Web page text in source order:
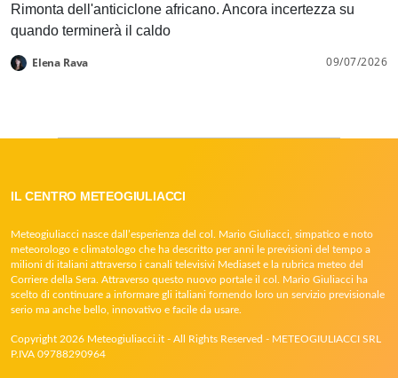
Rimonta dell'anticiclone africano. Ancora incertezza su
quando terminerà il caldo
Elena Rava 09/07/2026
IL CENTRO METEOGIULIACCI
Meteogiuliacci nasce dall’esperienza del col. Mario Giuliacci, simpatico e noto
meteorologo e climatologo che ha descritto per anni le previsioni del tempo a
milioni di italiani attraverso i canali televisivi Mediaset e la rubrica meteo del
Corriere della Sera. Attraverso questo nuovo portale il col. Mario Giuliacci ha
scelto di continuare a informare gli italiani fornendo loro un servizio previsionale
serio ma anche bello, innovativo e facile da usare.
Copyright 2026 Meteogiuliacci.it - All Rights Reserved - METEOGIULIACCI SRL
P.IVA 09788290964